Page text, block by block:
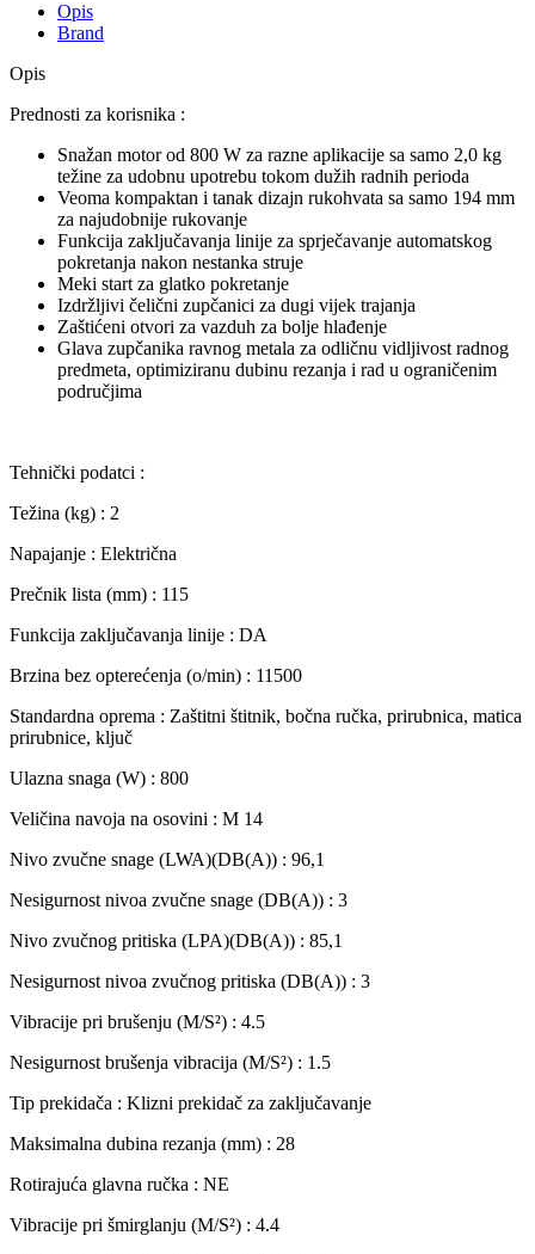
Opis
Brand
Opis
Prednosti za korisnika :
Snažan motor od 800 W za razne aplikacije sa samo 2,0 kg
težine za udobnu upotrebu tokom dužih radnih perioda
Veoma kompaktan i tanak dizajn rukohvata sa samo 194 mm
za najudobnije rukovanje
Funkcija zaključavanja linije za sprječavanje automatskog
pokretanja nakon nestanka struje
Meki start za glatko pokretanje
Izdržljivi čelični zupčanici za dugi vijek trajanja
Zaštićeni otvori za vazduh za bolje hlađenje
Glava zupčanika ravnog metala za odličnu vidljivost radnog
predmeta, optimiziranu dubinu rezanja i rad u ograničenim
područjima
Tehnički podatci :
Težina (kg) : 2
Napajanje : Električna
Prečnik lista (mm) : 115
Funkcija zaključavanja linije : DA
Brzina bez opterećenja (o/min) : 11500
Standardna oprema : Zaštitni štitnik, bočna ručka, prirubnica, matica
prirubnice, ključ
Ulazna snaga (W) : 800
Veličina navoja na osovini : M 14
Nivo zvučne snage (LWA)(DB(A)) : 96,1
Nesigurnost nivoa zvučne snage (DB(A)) : 3
Nivo zvučnog pritiska (LPA)(DB(A)) : 85,1
Nesigurnost nivoa zvučnog pritiska (DB(A)) : 3
Vibracije pri brušenju (M/S²) : 4.5
Nesigurnost brušenja vibracija (M/S²) : 1.5
Tip prekidača : Klizni prekidač za zaključavanje
Maksimalna dubina rezanja (mm) : 28
Rotirajuća glavna ručka : NE
Vibracije pri šmirglanju (M/S²) : 4.4